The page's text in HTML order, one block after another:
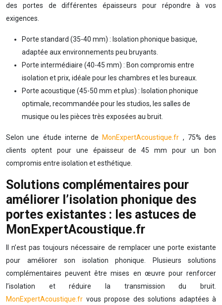
des portes de différentes épaisseurs pour répondre à vos
exigences.
Porte standard (35-40 mm) : Isolation phonique basique,
adaptée aux environnements peu bruyants.
Porte intermédiaire (40-45 mm) : Bon compromis entre
isolation et prix, idéale pour les chambres et les bureaux.
Porte acoustique (45-50 mm et plus) : Isolation phonique
optimale, recommandée pour les studios, les salles de
musique ou les pièces très exposées au bruit.
Selon une étude interne de MonExpertAcoustique.fr , 75% des
clients optent pour une épaisseur de 45 mm pour un bon
compromis entre isolation et esthétique.
Solutions complémentaires pour
améliorer l’isolation phonique des
portes existantes : les astuces de
MonExpertAcoustique.fr
Il n’est pas toujours nécessaire de remplacer une porte existante
pour améliorer son isolation phonique. Plusieurs solutions
complémentaires peuvent être mises en œuvre pour renforcer
l’isolation et réduire la transmission du bruit.
MonExpertAcoustique.fr vous propose des solutions adaptées à